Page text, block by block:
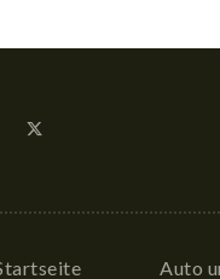
Auto